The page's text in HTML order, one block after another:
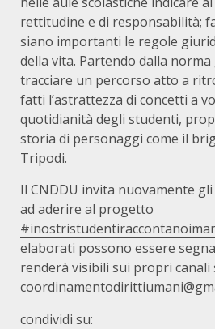
rettitudine e di responsabilità;
siano importanti le regole
della vita. Partendo dalla norma
tracciare un percorso atto a
fatti l’astrattezza di concetti a
quotidianità degli studenti,
storia di personaggi come il
Tripodi.
Il CNDDU invita nuovamente
ad aderire al progetto
elaborati possono essere
renderà visibili sui propri canali
condividi su: